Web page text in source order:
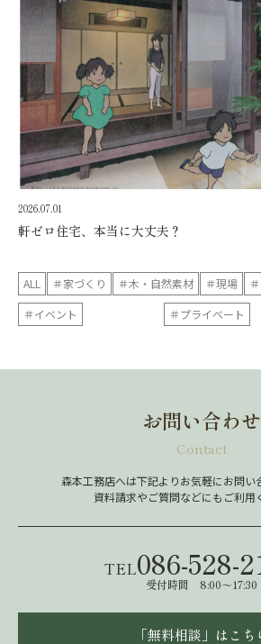
2026.07.01
軒ゼロ住宅、本当に大丈夫？
ALL ＃家づくり ＃木・自然素材 ＃現場
＃イベント
＃プライベート
お問い合わせ
Contact
森本工務店へは下記よりお気軽にお問い
資料請求やご質問などにもご利用
TEL086-528-
受付時間 8:00～17:30
「無料相談」はこち